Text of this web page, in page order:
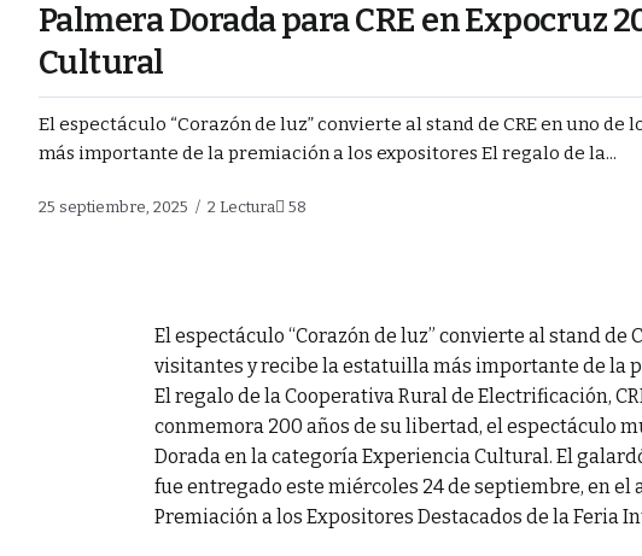
Palmera Dorada para CRE en Expocruz
Cultural
El espectáculo “Corazón de luz” convierte al stand de CRE en uno
más importante de la premiación a los expositores El regalo de la...
25 septiembre, 2025 2 Lectura 58
El espectáculo “Corazón de luz” convierte al stand de
visitantes y recibe la estatuilla más importante de la
El regalo de la Cooperativa Rural de Electrificación,
conmemora 200 años de su libertad, el espectáculo
Dorada en la categoría Experiencia Cultural. El
fue entregado este miércoles 24 de septiembre, en
Premiación a los Expositores Destacados de la Feria